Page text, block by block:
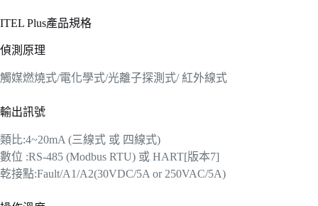
ITEL Plus產品規格
偵測原理
觸媒燃燒式/電化學式/光離子探測式/ 紅外線式
輸出訊號
類比:4~20mA (三線式 或 四線式)
數位 :RS-485 (Modbus RTU) 或 HART[版本7]
乾接點:Fault/A1/A2(30VDC/5A or 250VAC/5A)